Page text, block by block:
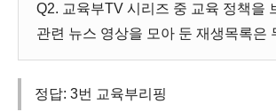
Q2. 교육부TV 시리즈 중 교육 정책을
관련 뉴스 영상을 모아 둔 재생목록은
정답: 3번 교육부리핑